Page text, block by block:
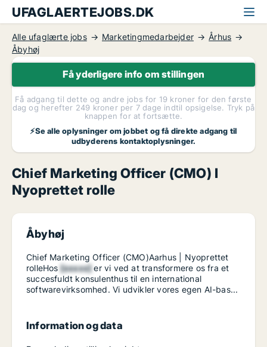
UFAGLAERTEJOBS.DK
Alle ufaglærte jobs Marketingmedarbejder
Århus
Åbyhøj
Få yderligere info om stillingen
Få adgang til dette og andre jobs for 19 kroner for den første
dag og herefter 249 kroner per 7 dage indtil opsigelse. Tryk på
knappen for at fortsætte.
⚡Se alle oplysninger om jobbet og få direkte adgang til
udbyderens kontaktoplysninger.
Chief Marketing Officer (CMO) I
Nyoprettet rolle
Åbyhøj
Chief Marketing Officer (CMO)Aarhus | Nyoprettet
rolleHos[xxxxx]er vi ved at transformere os fra et
succesfuldt konsulenthus til en international
softwarevirksomhed. Vi udvikler vores egen AI-bas...
Information og data